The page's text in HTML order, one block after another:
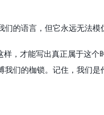
的语言，但它永远无法模
，才能写出真正属于这个
们的枷锁。记住，我们是